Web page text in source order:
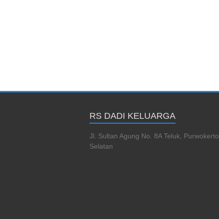
RS DADI KELUARGA
Jl. Sultan Agung No. 8A Teluk, Purwokerto
Selatan